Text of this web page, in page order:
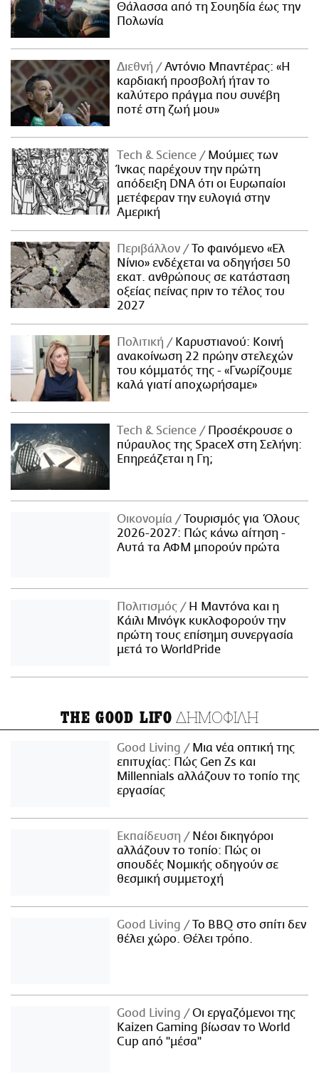
Θάλασσα από τη Σουηδία έως την
Πολωνία
Διεθνή
Αντόνιο Μπαντέρας: «Η
καρδιακή προσβολή ήταν το
καλύτερο πράγμα που συνέβη
ποτέ στη ζωή μου»
Τech & Science
Μούμιες των
Ίνκας παρέχουν την πρώτη
απόδειξη DNA ότι οι Ευρωπαίοι
μετέφεραν την ευλογιά στην
Αμερική
Περιβάλλον
Το φαινόμενο «Ελ
Νίνιο» ενδέχεται να οδηγήσει 50
εκατ. ανθρώπους σε κατάσταση
οξείας πείνας πριν το τέλος του
2027
Πολιτική
Καρυστιανού: Κοινή
ανακοίνωση 22 πρώην στελεχών
του κόμματός της - «Γνωρίζουμε
καλά γιατί αποχωρήσαμε»
Τech & Science
Προσέκρουσε ο
πύραυλος της SpaceX στη Σελήνη:
Επηρεάζεται η Γη;
Οικονομία
Τουρισμός για Όλους
2026-2027: Πώς κάνω αίτηση -
Αυτά τα ΑΦΜ μπορούν πρώτα
Πολιτισμός
Η Μαντόνα και η
Κάιλι Μινόγκ κυκλοφορούν την
πρώτη τους επίσημη συνεργασία
μετά το WorldPride
THE GOOD LIFO ΔΗΜΟΦΙΛΗ
Good Living
Μια νέα οπτική της
επιτυχίας: Πώς Gen Zs και
Millennials αλλάζουν το τοπίο της
εργασίας
Εκπαίδευση
Νέοι δικηγόροι
αλλάζουν το τοπίο: Πώς οι
σπουδές Νομικής οδηγούν σε
θεσμική συμμετοχή
Good Living
Το BBQ στο σπίτι δεν
θέλει χώρο. Θέλει τρόπο.
Good Living
Οι εργαζόμενοι της
Kaizen Gaming βίωσαν το World
Cup από "μέσα"